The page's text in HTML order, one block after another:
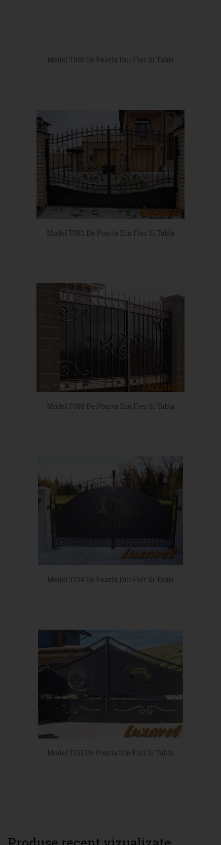
Model T055 De Poarta Din Fier Si Tabla
Model T082 De Poarta Din Fier Si Tabla
Model T088 De Poarta Din Fier Si Tabla
Model T134 De Poarta Din Fier Si Tabla
Model T135 De Poarta Din Fier Si Tabla